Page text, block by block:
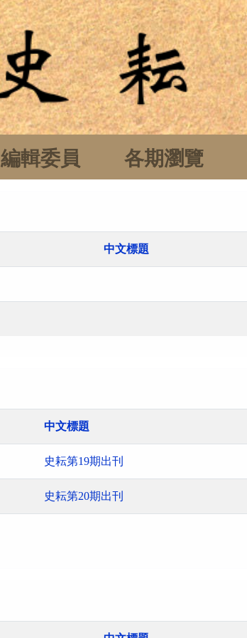
編輯委員 各期瀏覽
中文標題
中文標題
史耘第19期出刊
史耘第20期出刊